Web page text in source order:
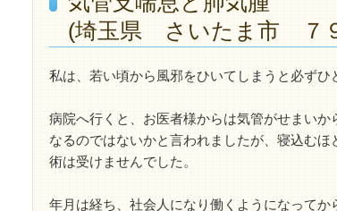
(埼玉県 さいたま市 ７９
私は、若い頃から風邪をひいてしまうと必ずひ
病院へ行くと、お医者様からは気管がせまいか
なるのではないかと言われましたが、寝込む
術は受けませんでした。
年月は経ち、社会人になり働くようになってか